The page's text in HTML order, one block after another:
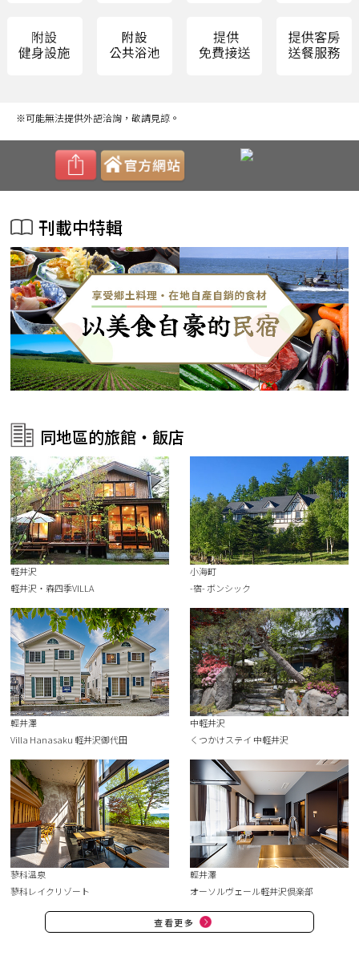
※可能無法提供外語洽詢，敬請見諒。
刊載中特輯
同地區的旅館・飯店
軽井沢
軽井沢・森四季VILLA
小海町
-宿- ボンシック
輕井澤
Villa Hanasaku 軽井沢御代田
中軽井沢
くつかけステイ 中軽井沢
蓼科溫泉
蓼科レイクリゾート
輕井澤
オーソルヴェール軽井沢倶楽部
查看更多